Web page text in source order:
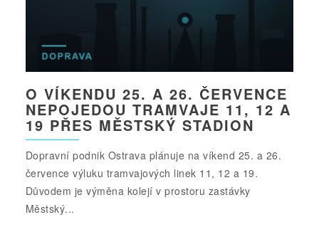
O VÍKENDU 25. A 26. ČERVENCE
NEPOJEDOU TRAMVAJE 11, 12 A
19 PŘES MĚSTSKÝ STADION
Dopravní podnik Ostrava plánuje na víkend 25. a 26.
července výluku tramvajových linek 11, 12 a 19.
Důvodem je výměna kolejí v prostoru zastávky
Městský...